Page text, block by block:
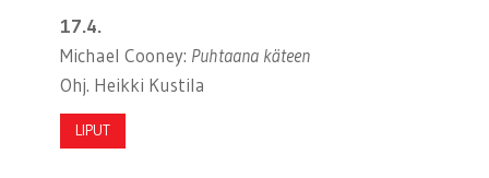
17.4.
Michael Cooney: Puhtaana käteen
Ohj. Heikki Kustila
LIPUT